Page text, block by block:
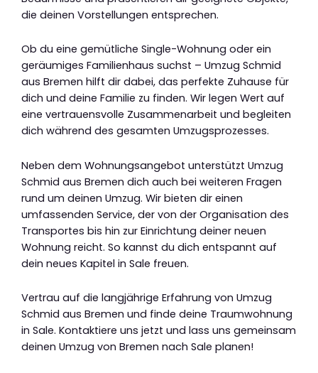
die deinen Vorstellungen entsprechen.
Ob du eine gemütliche Single-Wohnung oder ein
geräumiges Familienhaus suchst – Umzug Schmid
aus Bremen hilft dir dabei, das perfekte Zuhause für
dich und deine Familie zu finden. Wir legen Wert auf
eine vertrauensvolle Zusammenarbeit und begleiten
dich während des gesamten Umzugsprozesses.
Neben dem Wohnungsangebot unterstützt Umzug
Schmid aus Bremen dich auch bei weiteren Fragen
rund um deinen Umzug. Wir bieten dir einen
umfassenden Service, der von der Organisation des
Transportes bis hin zur Einrichtung deiner neuen
Wohnung reicht. So kannst du dich entspannt auf
dein neues Kapitel in Sale freuen.
Vertrau auf die langjährige Erfahrung von Umzug
Schmid aus Bremen und finde deine Traumwohnung
in Sale. Kontaktiere uns jetzt und lass uns gemeinsam
deinen Umzug von Bremen nach Sale planen!